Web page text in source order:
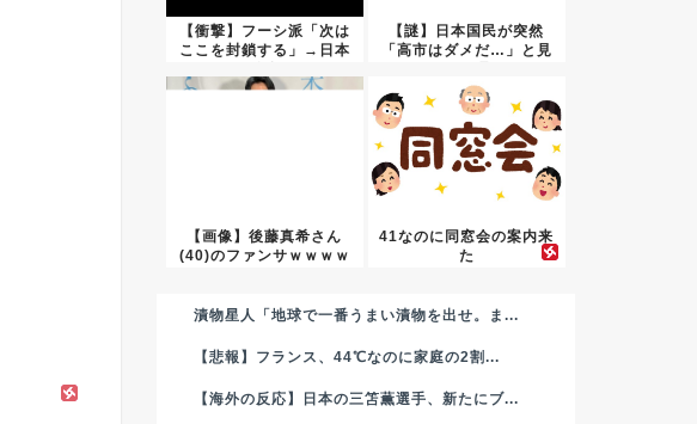
【衝撃】フーシ派「次は
ここを封鎖する」→日本
【謎】日本国民が突然
「高市はダメだ…」と見
【画像】後藤真希さん
(40)のファンサｗｗｗｗ
41なのに同窓会の案内来
た
漬物星人「地球で一番うまい漬物を出せ。ま...
【悲報】フランス、44℃なのに家庭の2割...
【海外の反応】日本の三笘薫選手、新たにブ...